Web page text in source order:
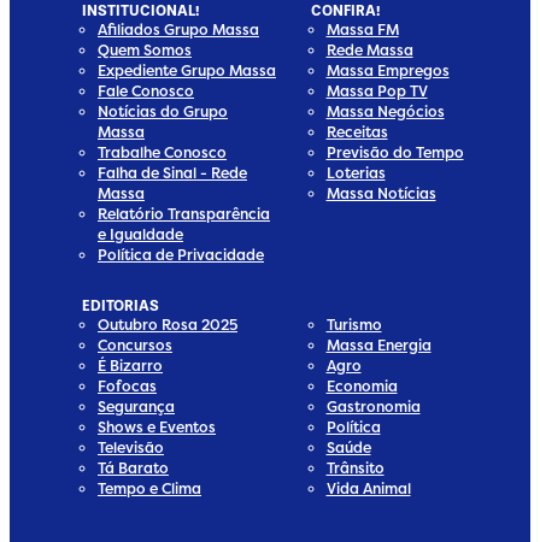
INSTITUCIONAL!
Afiliados Grupo Massa
Quem Somos
Expediente Grupo Massa
Fale Conosco
Notícias do Grupo
Massa
Trabalhe Conosco
Falha de Sinal - Rede
Massa
Relatório Transparência
e Igualdade
Política de Privacidade
CONFIRA!
Massa FM
Rede Massa
Massa Empregos
Massa Pop TV
Massa Negócios
Receitas
Previsão do Tempo
Loterias
Massa Notícias
EDITORIAS
Outubro Rosa 2025
Concursos
É Bizarro
Fofocas
Segurança
Shows e Eventos
Televisão
Tá Barato
Tempo e Clima
Turismo
Massa Energia
Agro
Economia
Gastronomia
Política
Saúde
Trânsito
Vida Animal